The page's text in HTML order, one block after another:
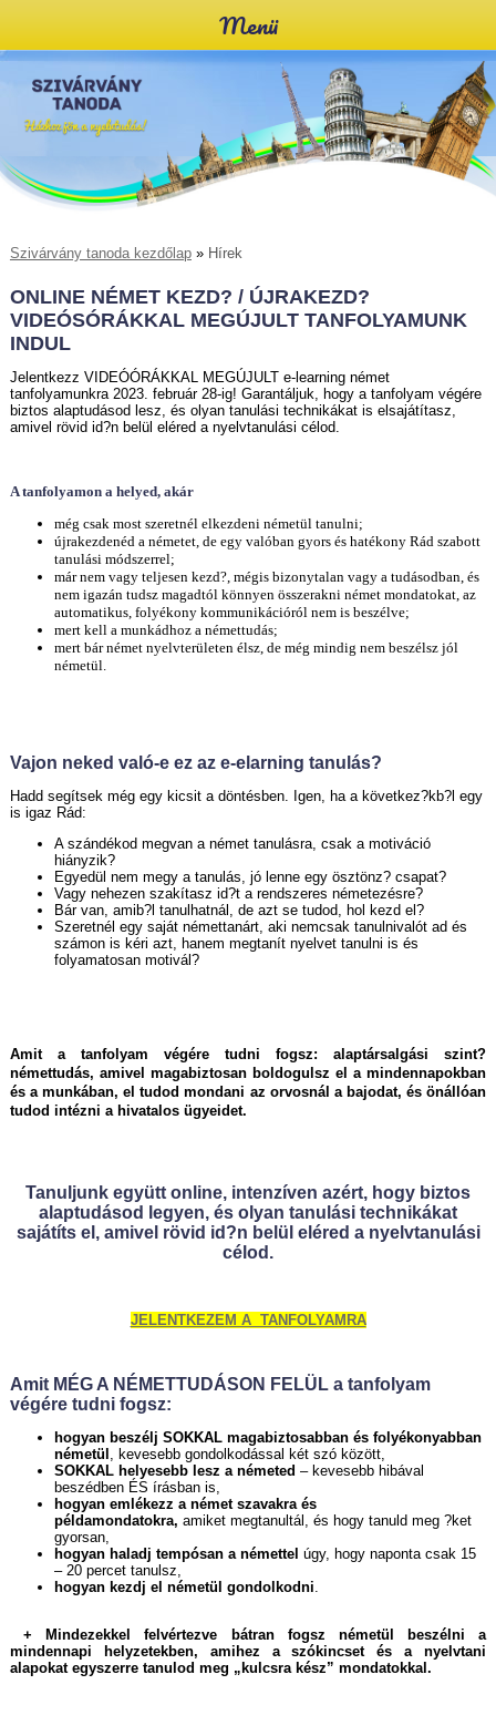
Menü
Szivárvány tanoda kezdőlap» Hírek
ONLINE NÉMET KEZD? / ÚJRAKEZD?
VIDEÓSÓRÁKKAL MEGÚJULT TANFOLYAMUNK
INDUL
Jelentkezz VIDEÓÓRÁKKAL MEGÚJULT e-learning német
tanfolyamunkra 2023. február 28-ig! Garantáljuk, hogy a tanfolyam végére
biztos alaptudásod lesz, és olyan tanulási technikákat is elsajátítasz,
amivel rövid id?n belül eléred a nyelvtanulási célod.
A tanfolyamon a helyed, akár
még csak most szeretnél elkezdeni németül tanulni;
újrakezdenéd a németet, de egy valóban gyors és hatékony Rád szabott
tanulási módszerrel;
már nem vagy teljesen kezd?, mégis bizonytalan vagy a tudásodban, és
nem igazán tudsz magadtól könnyen összerakni német mondatokat, az
automatikus, folyékony kommunikációról nem is beszélve;
mert kell a munkádhoz a némettudás;
mert bár német nyelvterületen élsz, de még mindig nem beszélsz jól
németül.
Vajon neked való-e ez az e-elarning tanulás?
Hadd segítsek még egy kicsit a döntésben. Igen, ha a következ?kb?l egy
is igaz Rád:
A szándékod megvan a német tanulásra, csak a motiváció
hiányzik?
Egyedül nem megy a tanulás, jó lenne egy ösztönz? csapat?
Vagy nehezen szakítasz id?t a rendszeres németezésre?
Bár van, amib?l tanulhatnál, de azt se tudod, hol kezd el?
Szeretnél egy saját némettanárt, aki nemcsak tanulnivalót ad és
számon is kéri azt, hanem megtanít nyelvet tanulni is és
folyamatosan motivál?
Amit a tanfolyam végére tudni fogsz: alaptársalgási szint?
némettudás, amivel magabiztosan boldogulsz el a mindennapokban
és a munkában, el tudod mondani az orvosnál a bajodat, és önállóan
tudod intézni a hivatalos ügyeidet.
Tanuljunk együtt online, intenzíven azért, hogy biztos
alaptudásod legyen, és olyan tanulási technikákat
sajátíts el, amivel rövid id?n belül eléred a nyelvtanulási
célod.
JELENTKEZEM A TANFOLYAMRA
Amit MÉG A NÉMETTUDÁSON FELÜL a tanfolyam
végére tudni fogsz:
hogyan beszélj SOKKAL magabiztosabban és folyékonyabban
németül , kevesebb gondolkodással két szó között,
SOKKAL helyesebb lesz a németed – kevesebb hibával
beszédben ÉS írásban is,
hogyan emlékezz a német szavakra és
példamondatokra, amiket megtanultál, és hogy tanuld meg ?ket
gyorsan,
hogyan haladj tempósan a némettel úgy, hogy naponta csak 15
– 20 percet tanulsz,
hogyan kezdj el németül gondolkodni.
+ Mindezekkel felvértezve bátran fogsz németül beszélni a
mindennapi helyzetekben, amihez a szókincset és a nyelvtani
alapokat egyszerre tanulod meg „kulcsra kész” mondatokkal.